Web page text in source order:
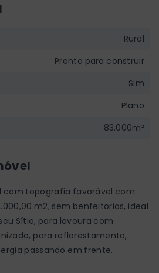
com topografia favorável com
m2, sem benfeitorias, ideal
Sítio, para lavoura com
para reflorestamento,
passando em frente.
Rural
Pronto para construir
Sim
Plano
83.000m²